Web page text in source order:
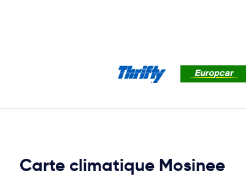
Carte climatique Mosinee